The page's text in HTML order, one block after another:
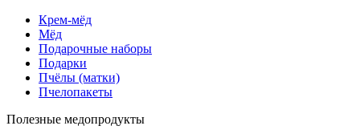
Крем-мёд
Мёд
Подарочные наборы
Подарки
Пчёлы (матки)
Пчелопакеты
Полезные медопродукты